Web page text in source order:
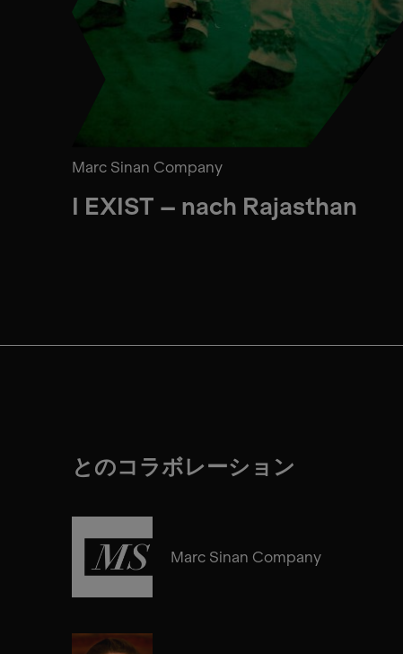
Marc Sinan Company
I EXIST – nach Rajasthan
とのコラボレーション
Marc Sinan Company